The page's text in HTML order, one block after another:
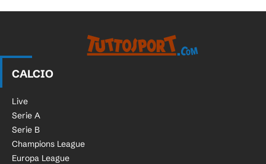
CALCIO
Live
Serie A
Serie B
Champions League
Europa League